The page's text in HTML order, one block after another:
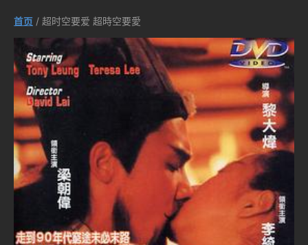
首页 / 超时空要爱 超時空要愛